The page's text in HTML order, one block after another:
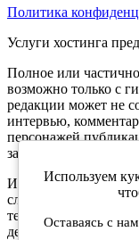
Политика
Услуги хостинга
Полное или
возможно только с
редакции может не
интервью,
персонажей
за текст
Интернет-портал
службе по надзору в
технологий и
декабря 2019 года.
Используем
Оставаясь с